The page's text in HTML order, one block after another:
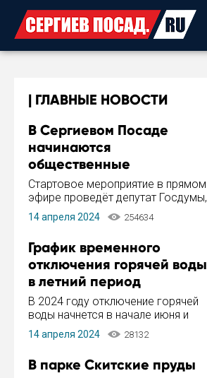
ГЛАВНЫЕ НОВОСТИ
В Сергиевом Посаде
начинаются
общественные
обсуждения Стратегии
развития города
Стартовое мероприятие в прямом
эфире проведёт депутат Госдумы,
инициатор и автор Концепции
развития Сергиева Посада и
Пахомов.
14 апреля 2024 254634
График временного
отключения горячей воды
в летний период
В 2024 году отключение горячей
воды начнется в начале июня и
завершится в конце августа.
Период отключения составит не
14 апреля 2024 28132
В парке Скитские пруды